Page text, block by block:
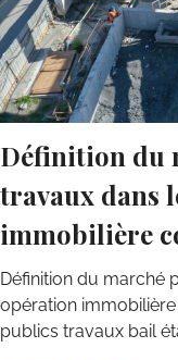
Définition du
travaux dans
immobilière
Définition du marché
opération
publics travaux bail